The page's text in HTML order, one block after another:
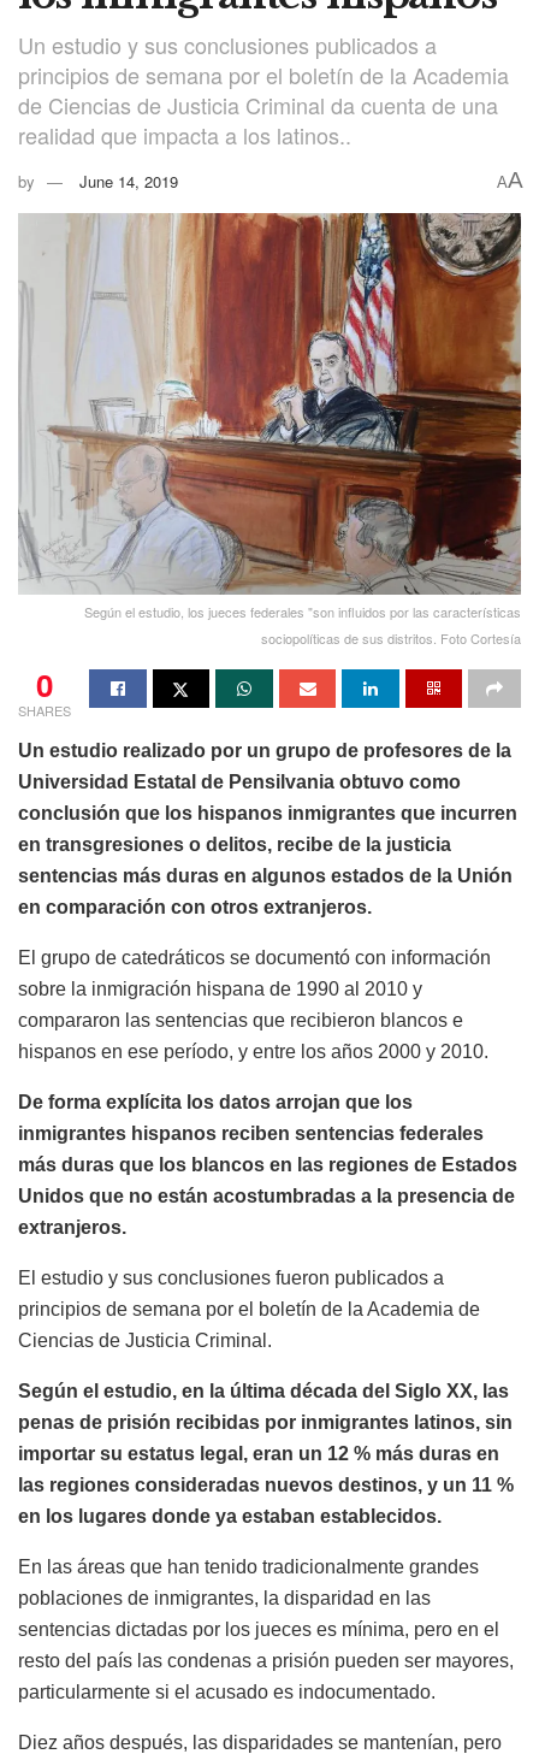
Un estudio y sus conclusiones publicados a
principios de semana por el boletín de la Academia
de Ciencias de Justicia Criminal da cuenta de una
realidad que impacta a los latinos..
by June 14, 2019 AA
Según el estudio, los jueces federales "son influidos por las características
sociopolíticas de sus distritos. Foto Cortesía
0
SHARES
Un estudio realizado por un grupo de profesores de la
Universidad Estatal de Pensilvania obtuvo como
conclusión que los hispanos inmigrantes que incurren
en transgresiones o delitos, recibe de la justicia
sentencias más duras en algunos estados de la Unión
en comparación con otros extranjeros.
El grupo de catedráticos se documentó con información
sobre la inmigración hispana de 1990 al 2010 y
compararon las sentencias que recibieron blancos e
hispanos en ese período, y entre los años 2000 y 2010.
De forma explícita los datos arrojan que los
inmigrantes hispanos reciben sentencias federales
más duras que los blancos en las regiones de Estados
Unidos que no están acostumbradas a la presencia de
extranjeros.
El estudio y sus conclusiones fueron publicados a
principios de semana por el boletín de la Academia de
Ciencias de Justicia Criminal.
Según el estudio, en la última década del Siglo XX, las
penas de prisión recibidas por inmigrantes latinos, sin
importar su estatus legal, eran un 12 % más duras en
las regiones consideradas nuevos destinos, y un 11 %
en los lugares donde ya estaban establecidos.
En las áreas que han tenido tradicionalmente grandes
poblaciones de inmigrantes, la disparidad en las
sentencias dictadas por los jueces es mínima, pero en el
resto del país las condenas a prisión pueden ser mayores,
particularmente si el acusado es indocumentado.
Diez años después, las disparidades se mantenían, pero